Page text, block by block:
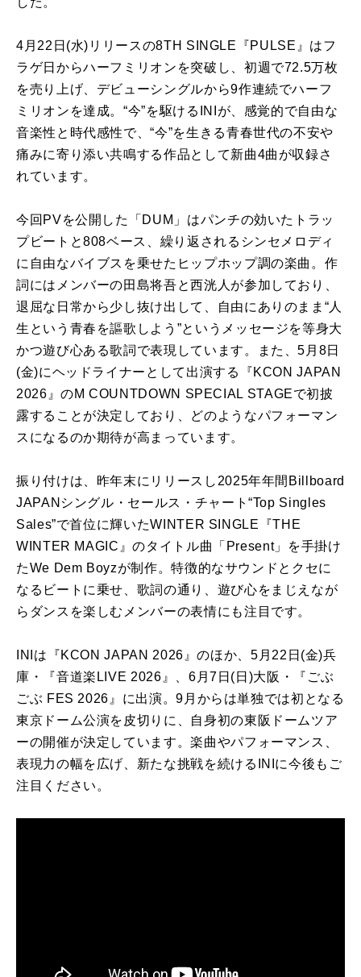
4月22日(水)リリースの8TH SINGLE『PULSE』はフ
ラゲ日からハーフミリオンを突破し、初週で72.5万枚
を売り上げ、デビューシングルから9作連続でハーフ
ミリオンを達成。“今”を駆けるINIが、感覚的で自由な
音楽性と時代感性で、“今”を生きる青春世代の不安や
痛みに寄り添い共鳴する作品として新曲4曲が収録さ
れています。
今回PVを公開した「DUM」はパンチの効いたトラッ
プビートと808ベース、繰り返されるシンセメロディ
に自由なバイブスを乗せたヒップホップ調の楽曲。作
詞にはメンバーの田島将吾と西洸人が参加しており、
退屈な日常から少し抜け出して、自由にありのまま“人
生という青春を謳歌しよう”というメッセージを等身大
かつ遊び心ある歌詞で表現しています。また、5月8日
(金)にヘッドライナーとして出演する『KCON JAPAN
2026』のM COUNTDOWN SPECIAL STAGEで初披
露することが決定しており、どのようなパフォーマン
スになるのか期待が高まっています。
振り付けは、昨年末にリリースし2025年年間Billboard
JAPANシングル・セールス・チャート“Top Singles
Sales”で首位に輝いたWINTER SINGLE『THE
WINTER MAGIC』のタイトル曲「Present」を手掛け
たWe Dem Boyzが制作。特徴的なサウンドとクセに
なるビートに乗せ、歌詞の通り、遊び心をまじえなが
らダンスを楽しむメンバーの表情にも注目です。
INIは『KCON JAPAN 2026』のほか、5月22日(金)兵
庫・『音道楽LIVE 2026』、6月7日(日)大阪・『ごぶ
ごぶ FES 2026』に出演。9月からは単独では初となる
東京ドーム公演を皮切りに、自身初の東阪ドームツア
ーの開催が決定しています。楽曲やパフォーマンス、
表現力の幅を広げ、新たな挑戦を続けるINIに今後もご
注目ください。